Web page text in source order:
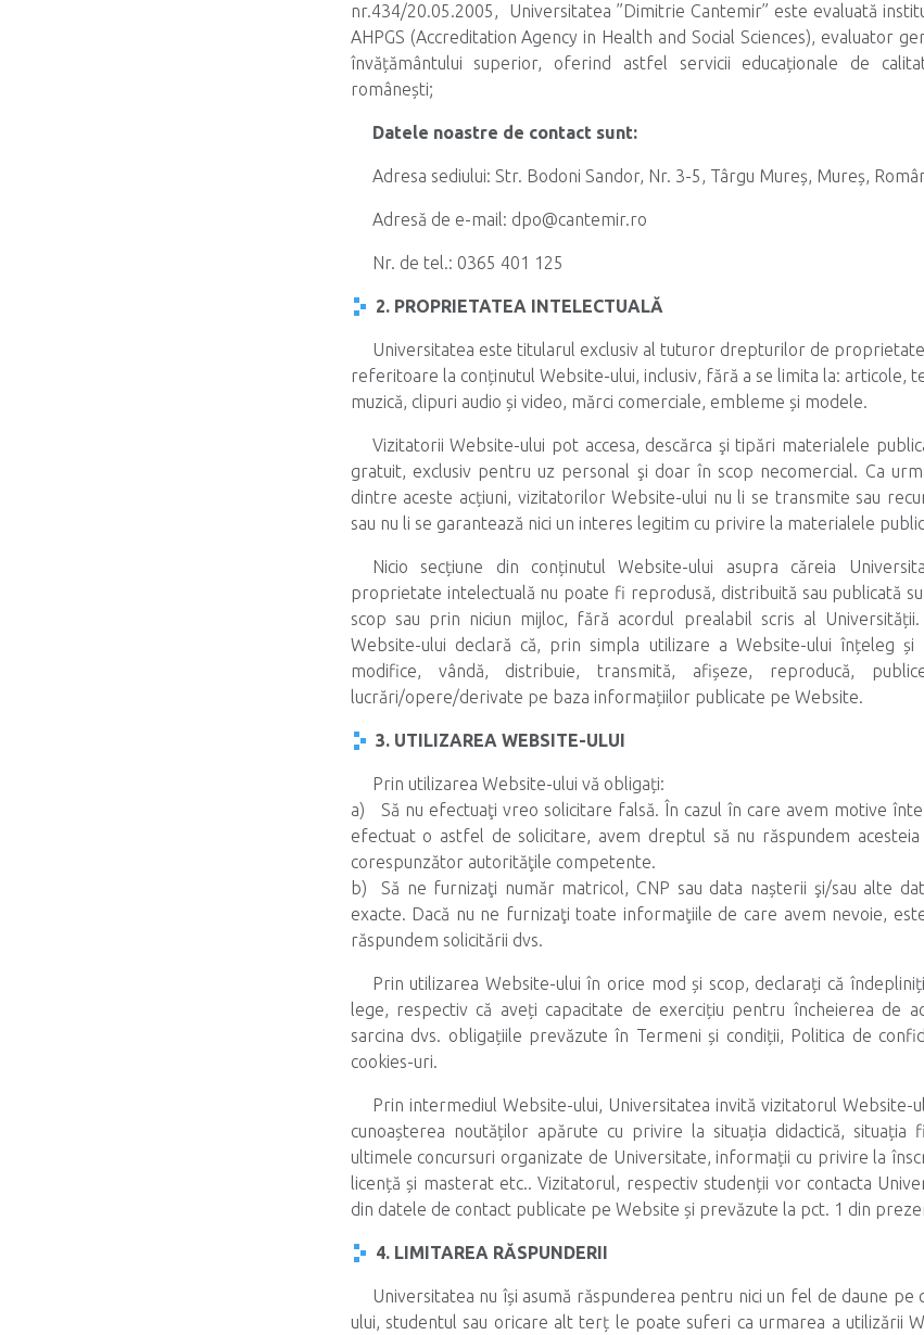
nr.434/20.05.2005, Universitatea ”Dimitrie Cantemir” este evaluată
AHPGS (Accreditation Agency in Health and Social Sciences), evaluator
învățământului superior, oferind astfel servicii educaționale de
românești;
Datele noastre de contact sunt:
Adresa sediului: Str. Bodoni Sandor, Nr. 3-5, Târgu Mureș, Mureș,
Adresă de e-mail: dpo@cantemir.ro
Nr. de tel.: 0365 401 125
2. PROPRIETATEA INTELECTUALĂ
Universitatea este titularul exclusiv al tuturor drepturilor de
referitoare la conținutul Website-ului, inclusiv, fără a se limita la: articole,
muzică, clipuri audio și video, mărci comerciale, embleme și modele.
Vizitatorii Website-ului pot accesa, descărca şi tipări materialele
gratuit, exclusiv pentru uz personal şi doar în scop necomercial. Ca
dintre aceste acțiuni, vizitatorilor Website-ului nu li se transmite sau
sau nu li se garantează nici un interes legitim cu privire la materialele
Nicio secțiune din conținutul Website-ului asupra căreia
proprietate intelectuală nu poate fi reprodusă, distribuită sau publicată
scop sau prin niciun mijloc, fără acordul prealabil scris al
Website-ului declară că, prin simpla utilizare a Website-ului înțeleg și
modifice, vândă, distribuie, transmită, afișeze, reproducă,
lucrări/opere/derivate pe baza informațiilor publicate pe Website.
3. UTILIZAREA WEBSITE-ULUI
Prin utilizarea Website-ului vă obligați:
a) Să nu efectuaţi vreo solicitare falsă. În cazul în care avem motive
efectuat o astfel de solicitare, avem dreptul să nu răspundem
corespunzător autorităţile competente.
b) Să ne furnizaţi număr matricol, CNP sau data nașterii şi/sau alte
exacte. Dacă nu ne furnizaţi toate informaţiile de care avem nevoie,
răspundem solicitării dvs.
Prin utilizarea Website-ului în orice mod și scop, declarați că
lege, respectiv că aveți capacitate de exercițiu pentru încheierea de
sarcina dvs. obligațiile prevăzute în Termeni și condiții, Politica de
cookies-uri.
Prin intermediul Website-ului, Universitatea invită vizitatorul Website-
cunoașterea noutăților apărute cu privire la situația didactică, situația
ultimele concursuri organizate de Universitate, informații cu privire la
licență și masterat etc.. Vizitatorul, respectiv studenții vor contacta
din datele de contact publicate pe Website și prevăzute la pct. 1 din
4. LIMITAREA RĂSPUNDERII
Universitatea nu își asumă răspunderea pentru nici un fel de daune pe
ului, studentul sau oricare alt terț le poate suferi ca urmarea a utilizării